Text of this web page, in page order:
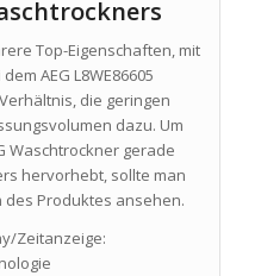
Top-Eigenschaften, mit
AEG L8WE86605
die geringen
dazu. Um
Waschtrockner gerade
hervorhebt, sollte man
Produktes ansehen.
Zeitanzeige: